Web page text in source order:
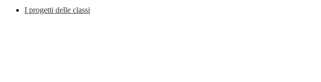
I progetti delle classi